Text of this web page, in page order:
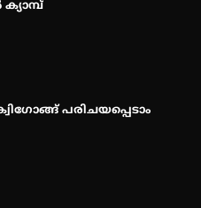
16ന്
പരിചയപ്പെടാം